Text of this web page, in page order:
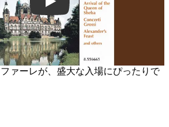
0OnG3Gkimsg
ァーレが、盛大な入場にぴったりで